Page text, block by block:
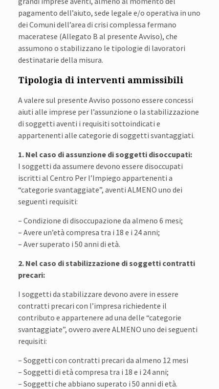
pagamento dell’aiuto, sede legale e/o operativa in uno
dei Comuni dell’area di crisi complessa fermano
maceratese (Allegato B al presente Avviso), che
assumono o stabilizzano le tipologie di lavoratori
destinatarie della misura.
Tipologia di interventi ammissibili
A valere sul presente Avviso possono essere concessi
aiuti alle imprese per l’assunzione o la stabilizzazione
di soggetti aventi i requisiti sottoindicati e
appartenenti alle categorie di soggetti svantaggiati.
1. Nel caso di assunzione di soggetti disoccupati:
I soggetti da assumere devono essere disoccupati
iscritti al Centro Per l’Impiego appartenenti a
“categorie svantaggiate”, aventi ALMENO uno dei
seguenti requisiti:
– Condizione di disoccupazione da almeno 6 mesi;
– Avere un’età compresa tra i 18 e i 24 anni;
– Aver superato i 50 anni di età.
2. Nel caso di stabilizzazione di soggetti contratti
precari:
I soggetti da stabilizzare devono avere in essere
contratti precari con l’impresa richiedente il
contributo e appartenere ad una delle “categorie
svantaggiate”, ovvero avere ALMENO uno dei seguenti
requisiti:
– Soggetti con contratti precari da almeno 12 mesi
– Soggetti di età compresa tra i 18 e i 24 anni;
– Soggetti che abbiano superato i 50 anni di età.